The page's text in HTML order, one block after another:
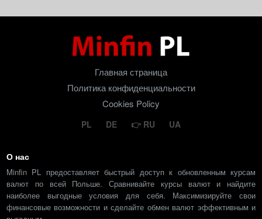
Главная страница
Политика конфиденциальности
Cookies Policy
PL DE RU UA
О нас
Minfin PL предоставляет быстрый доступ к обновленным курсам
валют по всей Польше. Сравнивайте курсы валют и найдите
наиболее выгодные условия для себя. Максимизируйте свои
финансовые возможности и сделайте обмен валют эффективным и